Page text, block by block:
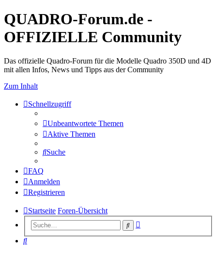
QUADRO-Forum.de -
OFFIZIELLE Community
Das offizielle Quadro-Forum für die Modelle Quadro 350D und 4D
mit allen Infos, News und Tipps aus der Community
Zum Inhalt
Schnellzugriff
Unbeantwortete Themen
Aktive Themen
Suche
FAQ
Anmelden
Registrieren
Startseite Foren-Übersicht
Suche
Suche